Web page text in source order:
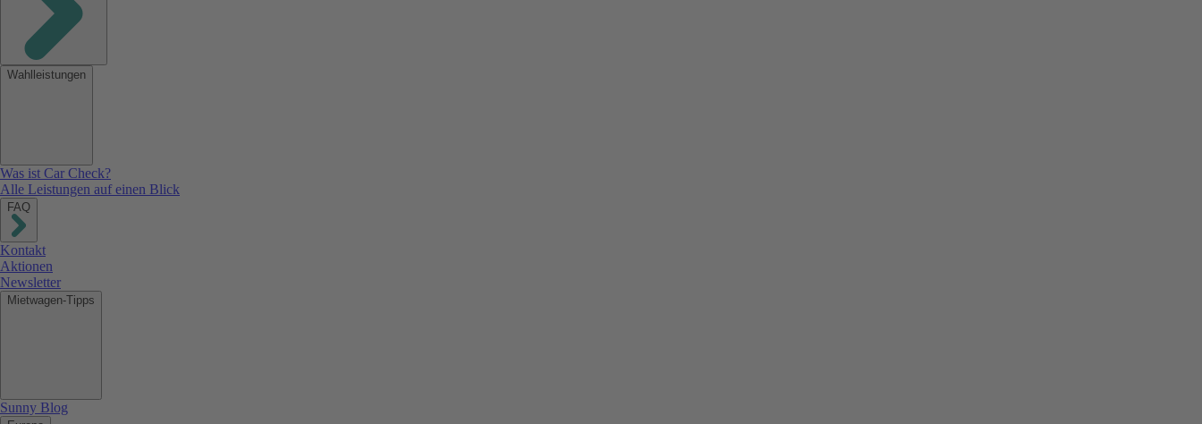
Wahlleistungen
Was ist Car Check?
Alle Leistungen auf einen Blick
FAQ
Kontakt
Aktionen
Newsletter
Mietwagen-Tipps
Sunny Blog